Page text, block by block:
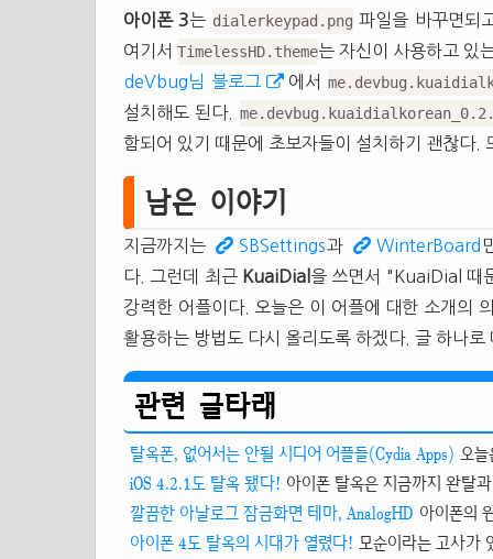
아이폰 3는 dialerkeypad.png 파일을 바꾸면되
여기서 TimelessHD.theme는 자신이 사용하고 있
deVbug님 블로그
에서
설치해도 된다.
함되어 있기 때문에 초보자들이 설치하기 괜찮다.
남은 이야기
지금까지는 SBSettings과 WinterBoard
다. 그런데 최근 KuaiDial 을 쓰면서 "KuaiDial 때
강력한 어플이다. 오늘은 이 어플에 대한 소개의
활용하는 방법도 다시 올리도록 하겠다. 글 하나
관련 글타래
탈옥폰, 없어서는 안될 시디어 어플들(Cydia Apps) 오
iOS 4.2.1도 탈옥 됐다! 아이폰 탈옥은 지금까지 완탈
깔끔한 아날로그 잠금화면 테마, AnalogHD 아이폰의
아이폰 4도 탈옥의 시대가 열렸다! 모순이라는 고사가